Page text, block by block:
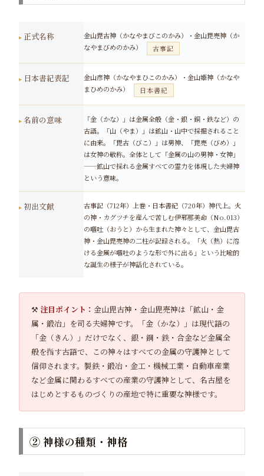
正式名称
金山毘古神（かなやまびこのかみ）・金山毘売神（か
なやまびめのかみ）
古事記
日本書紀表記
金山彦神（かなやまひこのかみ）・金山姫神（かなや
まひめのかみ）
日本書紀
名前の意味
「金（かな）」は金属全般（金・銀・銅・鉄など）の
古語。「山（やま）」は鉱山・山中で採掘されること
に由来。「毘古（びこ）」は男神、「毘売（びめ）」
は女神の敬称。全体として「金属の山の男神・女神」
——鉱山で採れる金属すべての霊力を体現した夫婦神
という意味。
初出文献
古事記（712年）上巻・日本書紀（720年）神代上。火
の神・カグツチを産んで苦しむ伊邪那美命（No.013）
の嘔吐（おうと）から生まれた神々として、金山毘古
神・金山毘売神の二柱が記録される。「火（熱）に溶
ける金属が嘔吐のような形で外に出る」という比喩的
な誕生の様子が神話化されている。
⚒️ 注目ポイント： 金山毘古神・金山毘売神は「鉱山・金
属・鍛冶」を司る夫婦神です。「金（かな）」は現代語の
「金（きん）」だけでなく、銀・銅・鉄・合金など金属全
般を指す古語で、この神々はすべての金属の守護神として
信仰されます。製鉄・鍛冶・金工・機械工業・自動車産業
など金属に関わるすべての産業の守護神として、名古屋を
はじめとするものづくりの産地で特に重要な神様です。
② 神様の種類・神格